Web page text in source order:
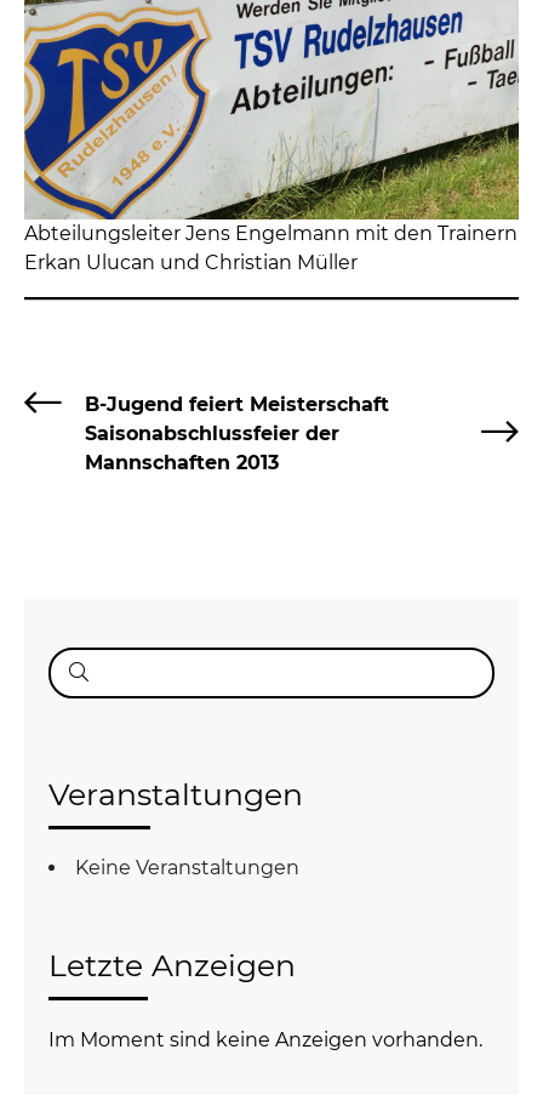
Abteilungsleiter Jens Engelmann mit den Trainern
Erkan Ulucan und Christian Müller
B-Jugend feiert Meisterschaft
Saisonabschlussfeier der
Mannschaften 2013
Suche
nach:
Veranstaltungen
Keine Veranstaltungen
Letzte Anzeigen
Im Moment sind keine Anzeigen vorhanden.